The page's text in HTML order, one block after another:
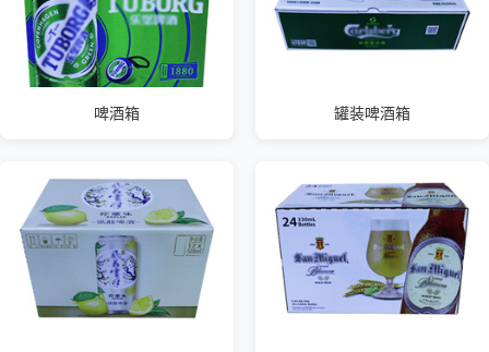
啤酒箱 罐装啤酒箱